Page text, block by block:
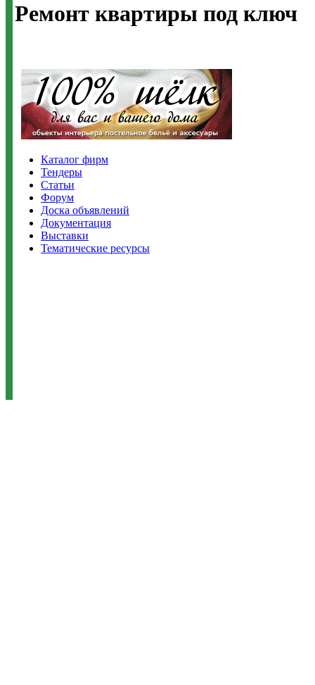
Ремонт квартиры под ключ
Каталог фирм
Тендеры
Статьи
Форум
Доска объявлений
Документация
Выставки
Тематические ресурсы